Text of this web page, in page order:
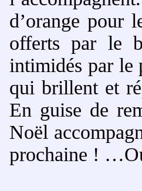
d’orange pour
offerts par le
intimidés par le
qui brillent et
En guise de
Noël
prochaine !